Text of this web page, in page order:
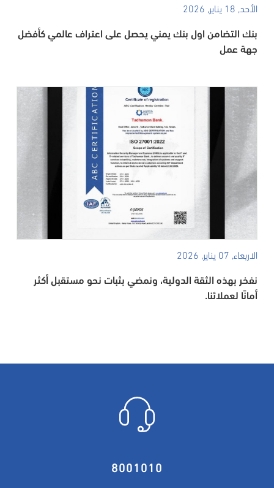
الأحد, 18 يناير, 2026
بنك التضامن اول بنك يمني يحصل على اعتراف عالمي كأفضل
جهة عمل
الاربعاء, 07 يناير, 2026
نفخر بهذه الثقة الدولية، ونمضي بثبات نحو مستقبل أكثر
أمانًا لعملائنا.
8001010